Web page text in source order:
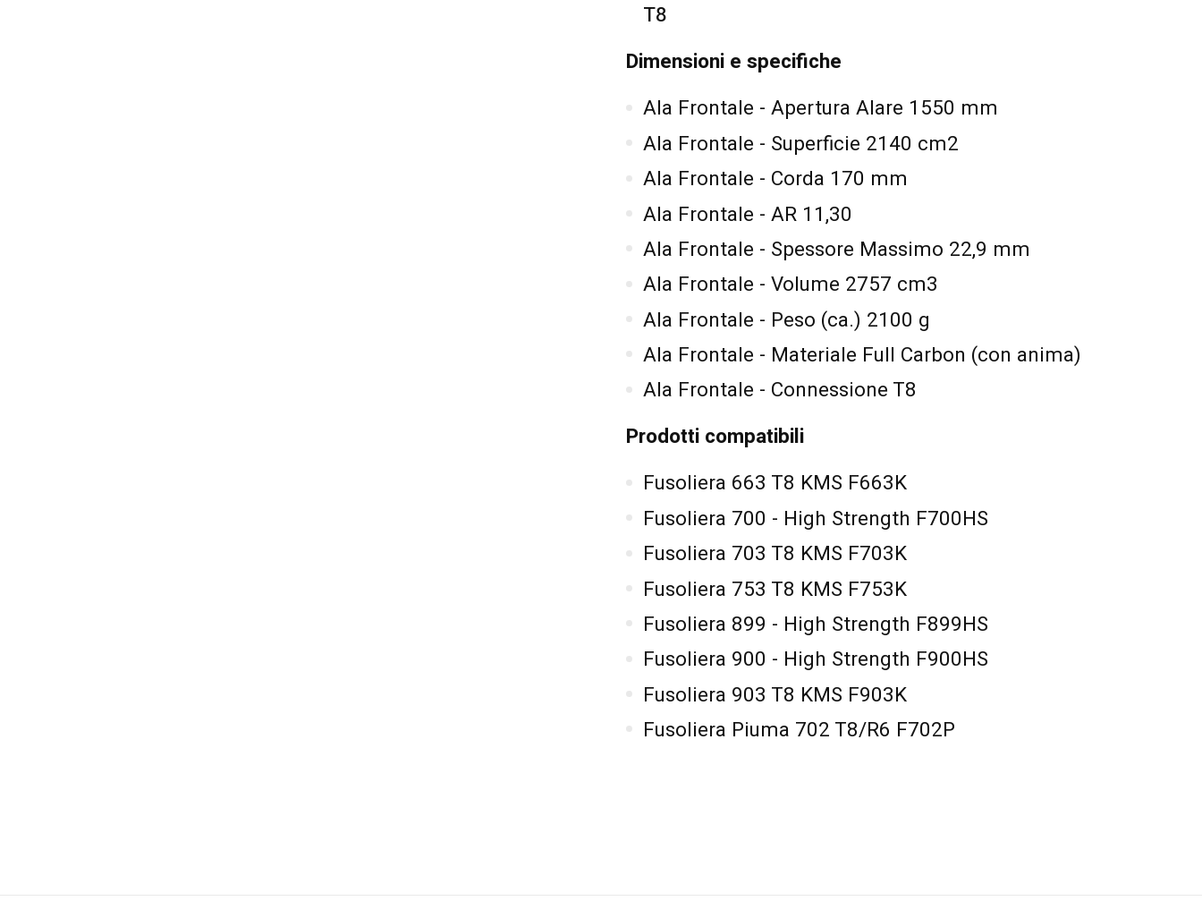
T8
Dimensioni e specifiche
Ala Frontale - Apertura Alare 1550 mm
Ala Frontale - Superficie 2140 cm2
Ala Frontale - Corda 170 mm
Ala Frontale - AR 11,30
Ala Frontale - Spessore Massimo 22,9 mm
Ala Frontale - Volume 2757 cm3
Ala Frontale - Peso (ca.) 2100 g
Ala Frontale - Materiale Full Carbon (con anima)
Ala Frontale - Connessione T8
Prodotti compatibili
Fusoliera 663 T8 KMS F663K
Fusoliera 700 - High Strength F700HS
Fusoliera 703 T8 KMS F703K
Fusoliera 753 T8 KMS F753K
Fusoliera 899 - High Strength F899HS
Fusoliera 900 - High Strength F900HS
Fusoliera 903 T8 KMS F903K
Fusoliera Piuma 702 T8/R6 F702P